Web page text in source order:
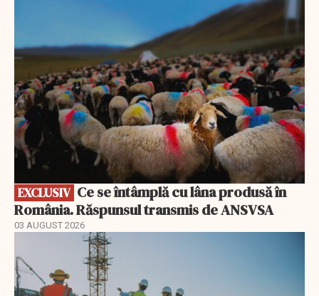
EXCLUSIV
România. Răspunsul transmis de ANSVSA
03 AUGUST 2026